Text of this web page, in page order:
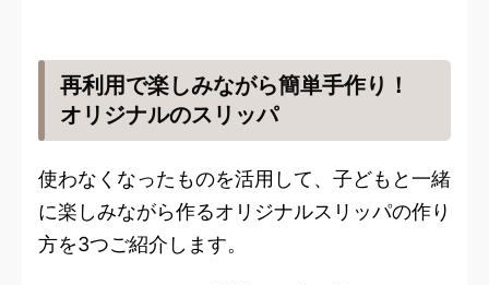
再利用で楽しみながら簡単手作り！
オリジナルのスリッパ
使わなくなったものを活用して、子どもと一緒
に楽しみながら作るオリジナルスリッパの作り
方を3つご紹介します。